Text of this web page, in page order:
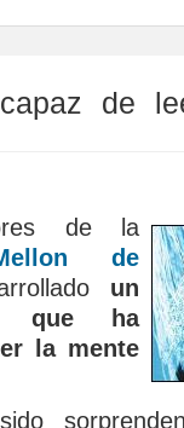
de
de la
de
un
que ha
la mente